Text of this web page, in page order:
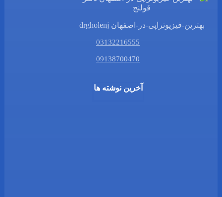
بهترین-فیزیوتراپی-در-اصفهان drgholenj
03132216555
09138700470
آخرین نوشته ها